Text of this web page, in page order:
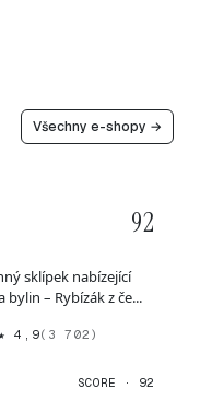
Všechny e-shopy →
92
sklípek nabízející
– Rybízák z če...
4,9(3 702)
SCORE · 92